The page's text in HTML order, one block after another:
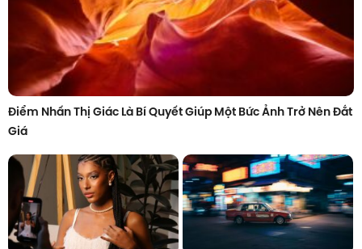
Điểm Nhấn Thị Giác Là Bí Quyết Giúp Một Bức Ảnh Trở Nên Đắt
Giá